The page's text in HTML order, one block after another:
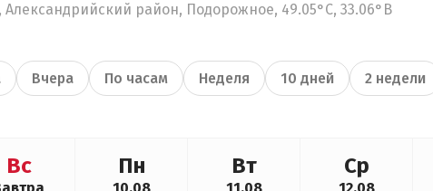
Александрийский район, Подорожное, 49.05°С, 33.06°В
Вчера По часам Неделя 10 дней 2 недели
Вс Пн Вт Ср